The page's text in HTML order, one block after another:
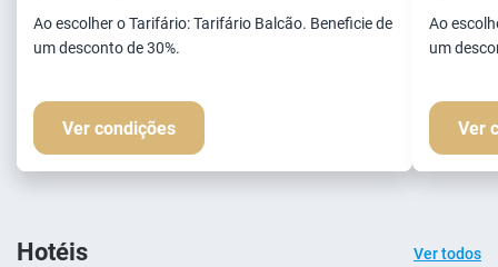
Ao escolher o Tarifário: Tarifário Balcão. Beneficie de
um desconto de 30%.
Ver condições
Ao
um
Ver
Hotéis Ver todos